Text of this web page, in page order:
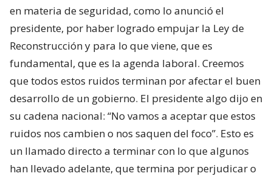
en materia de seguridad, como lo anunció el
presidente, por haber logrado empujar la Ley de
Reconstrucción y para lo que viene, que es
fundamental, que es la agenda laboral. Creemos
que todos estos ruidos terminan por afectar el buen
desarrollo de un gobierno. El presidente algo dijo en
su cadena nacional: “No vamos a aceptar que estos
ruidos nos cambien o nos saquen del foco”. Esto es
un llamado directo a terminar con lo que algunos
han llevado adelante, que termina por perjudicar o